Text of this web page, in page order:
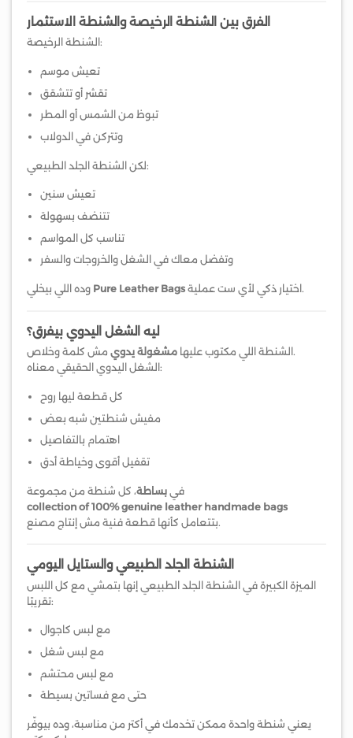
الفرق بين الشنطة الرخيصة والشنطة الاستثمار
الشنطة الرخيصة:
تعيش موسم
تقشر أو تتشقق
تبوظ من الشمس أو المطر
وتتركن في الدولاب
لكن الشنطة الجلد الطبيعي:
تعيش سنين
تتنضف بسهولة
تناسب كل المواسم
وتفضل معاك في الشغل والخروجات والسفر
Pure Leather Bags اختيار ذكي لأي ست عملية.
ليه الشغل اليدوي بيفرق؟
الشنطة اللي مكتوب عليها مشغولة يدوي
مش كلمة وخلاص.
الشغل اليدوي الحقيقي معناه:
كل قطعة ليها روح
مفيش شنطتين شبه بعض
اهتمام بالتفاصيل
تقفيل أقوى وخياطة أدق
في بساطة، كل شنطة من مجموعة
collection of 100% genuine leather handmade bags
بتتعامل كأنها قطعة فنية مش إنتاج مصنع.
الشنطة الجلد الطبيعي والستايل اليومي
الميزة الكبيرة في الشنطة الجلد الطبيعي إنها بتمشي مع كل اللبس
تقريبًا:
مع لبس كاجوال
مع لبس شغل
مع لبس محتشم
حتى مع فساتين بسيطة
يعني شنطة واحدة ممكن تخدمك في أكتر من مناسبة، وده بيوفّر